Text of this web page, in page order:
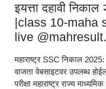
इयत्ता दहावी
|class 10-maha
live
महाराष्ट्र SSC निकाल
वाजता वेबसाइटवर उपलब्ध
परीक्षा महाराष्ट्र राज्य